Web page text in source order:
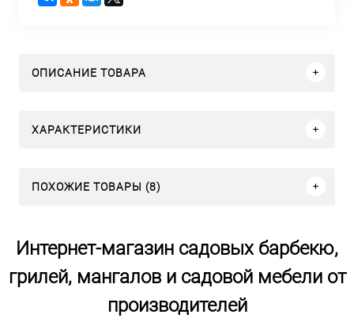
ОПИСАНИЕ ТОВАРА
ХАРАКТЕРИСТИКИ
ПОХОЖИЕ ТОВАРЫ (8)
Интернет-магазин садовых барбекю,
грилей, мангалов и садовой мебели от
производителей